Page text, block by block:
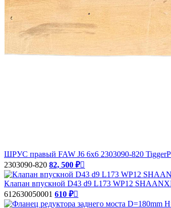
ШРУС правый FAW J6 6х6 2303090-820
2303090-820 82, 500 ₽
Клапан впускной D43 d9 L173 WP12
612630050001 610 ₽